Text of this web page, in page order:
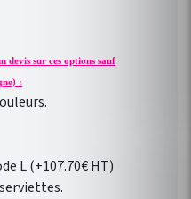
devis sur ces options sauf
:
L (+107.70€ HT)